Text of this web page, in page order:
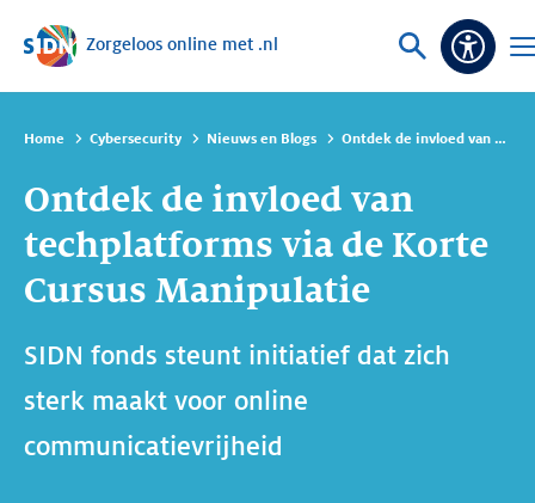
Sla navigatie over
Zorgeloos online met .nl
Vraag
Home Cybersecurity Nieuws en Blogs Ontdek de invloed van techplatforms via de Korte Cursus Manipulatie
Ontdek de invloed van
techplatforms via de Korte
Cursus Manipulatie
SIDN fonds steunt initiatief dat zich
sterk maakt voor online
communicatievrijheid